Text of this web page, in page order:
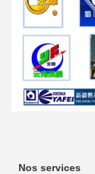
Nos services